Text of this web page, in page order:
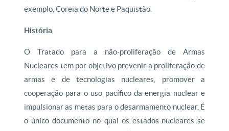
exemplo, Coreia do Norte e Paquistão.
História
O Tratado para a não-proliferação de Armas
Nucleares tem por objetivo prevenir a proliferação de
armas e de tecnologias nucleares, promover a
cooperação para o uso pacífico da energia nuclear e
impulsionar as metas para o desarmamento nuclear. É
o único documento no qual os estados-nucleares se